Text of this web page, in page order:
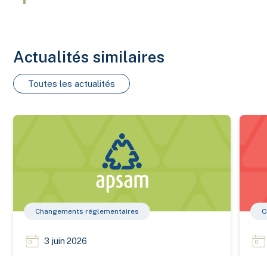
Actualités similaires
Toutes les actualités
Publication du Règlement concernant les mesures pour
Changements réglementaires
3 juin 2026